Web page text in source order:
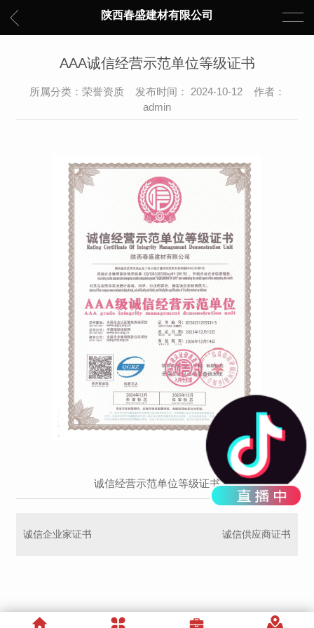
陕西春盛建材有限公司
AAA诚信经营示范单位等级证书
所属分类：荣誉资质 发布时间： 2024-10-12 作者：
admin
诚信经营示范单位等级证书
诚信企业家证书 诚信供应商证书